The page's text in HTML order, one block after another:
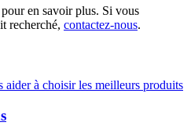
en savoir plus. Si vous
recherché, contactez-nous.
aider à choisir les meilleurs produits